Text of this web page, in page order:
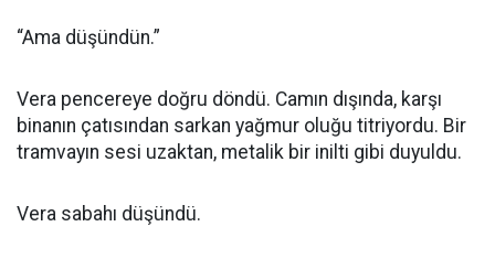
“Ama düşündün.”
Vera pencereye doğru döndü. Camın dışında, karşı
binanın çatısından sarkan yağmur oluğu titriyordu. Bir
tramvayın sesi uzaktan, metalik bir inilti gibi duyuldu.
Vera sabahı düşündü.